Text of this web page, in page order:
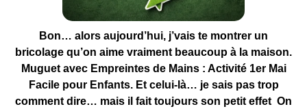
Bon… alors aujourd’hui, j’vais te montrer un
bricolage qu’on aime vraiment beaucoup à la maison.
Muguet avec Empreintes de Mains : Activité 1er Mai
Facile pour Enfants. Et celui-là… je sais pas trop
comment dire… mais il fait toujours son petit effet On